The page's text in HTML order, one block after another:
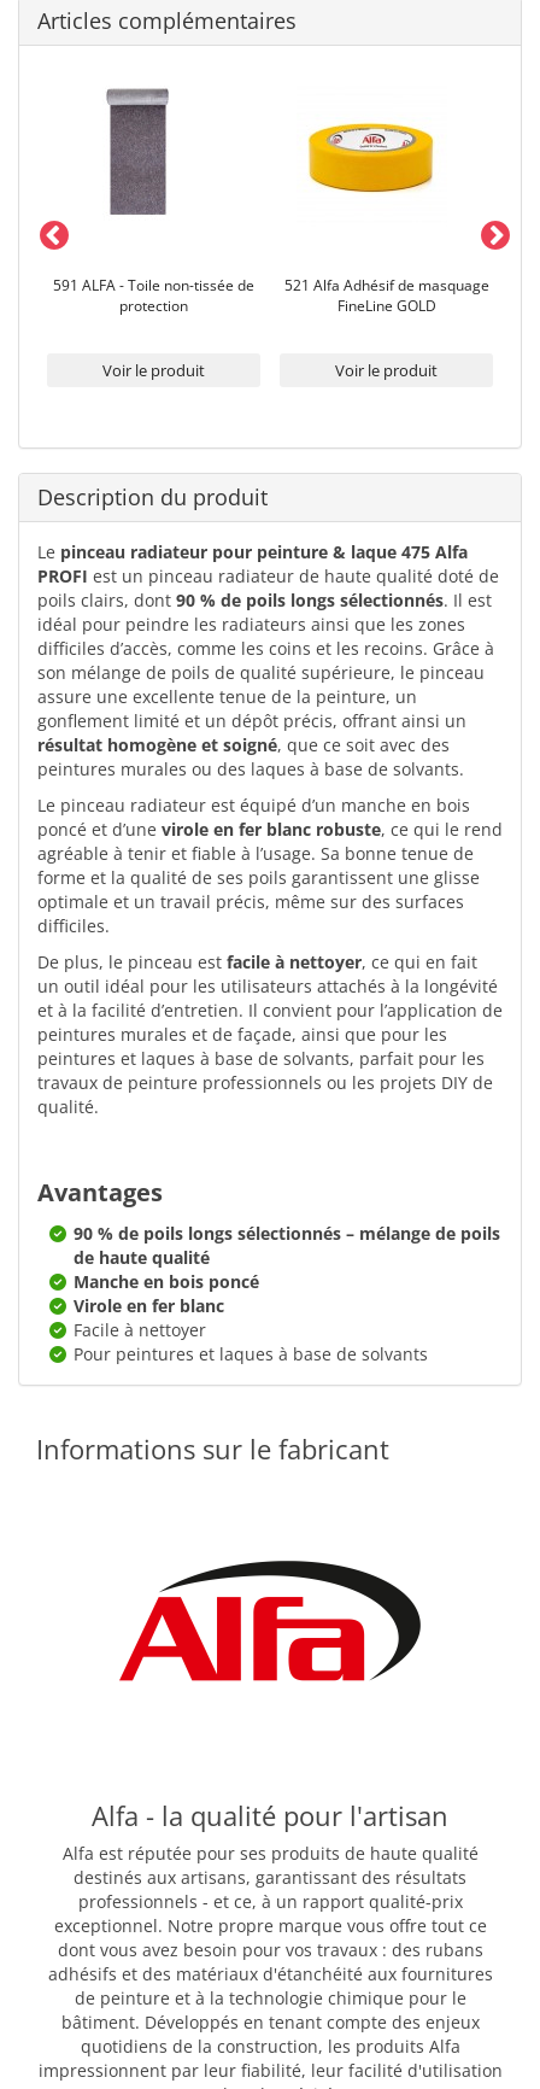
Articles complémentaires
591 ALFA - Toile non-tissée de
protection
Voir le produit
521 Alfa Adhésif de masquage
FineLine GOLD
Voir le produit
Description du produit
Le pinceau radiateur pour peinture & laque 475 Alfa
PROFI est un pinceau radiateur de haute qualité doté de
poils clairs, dont 90 % de poils longs sélectionnés. Il est
idéal pour peindre les radiateurs ainsi que les zones
difficiles d’accès, comme les coins et les recoins. Grâce à
son mélange de poils de qualité supérieure, le pinceau
assure une excellente tenue de la peinture, un
gonflement limité et un dépôt précis, offrant ainsi un
résultat homogène et soigné, que ce soit avec des
peintures murales ou des laques à base de solvants.
Le pinceau radiateur est équipé d’un manche en bois
poncé et d’une virole en fer blanc robuste, ce qui le rend
agréable à tenir et fiable à l’usage. Sa bonne tenue de
forme et la qualité de ses poils garantissent une glisse
optimale et un travail précis, même sur des surfaces
difficiles.
De plus, le pinceau est facile à nettoyer, ce qui en fait
un outil idéal pour les utilisateurs attachés à la longévité
et à la facilité d’entretien. Il convient pour l’application de
peintures murales et de façade, ainsi que pour les
peintures et laques à base de solvants, parfait pour les
travaux de peinture professionnels ou les projets DIY de
qualité.
Avantages
90 % de poils longs sélectionnés – mélange de poils
de haute qualité
Manche en bois poncé
Virole en fer blanc
Facile à nettoyer
Pour peintures et laques à base de solvants
Informations sur le fabricant
Alfa - la qualité pour l'artisan
Alfa est réputée pour ses produits de haute qualité
destinés aux artisans, garantissant des résultats
professionnels - et ce, à un rapport qualité-prix
exceptionnel. Notre propre marque vous offre tout ce
dont vous avez besoin pour vos travaux : des rubans
adhésifs et des matériaux d'étanchéité aux fournitures
de peinture et à la technologie chimique pour le
bâtiment. Développés en tenant compte des enjeux
quotidiens de la construction, les produits Alfa
impressionnent par leur fiabilité, leur facilité d'utilisation